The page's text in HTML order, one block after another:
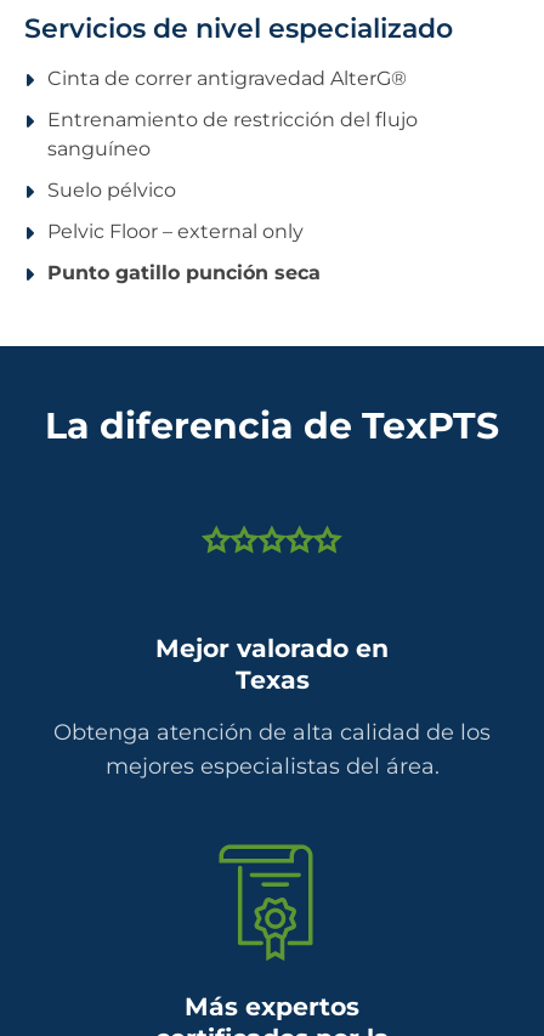
Servicios de nivel especializado
Cinta de correr antigravedad AlterG®
Entrenamiento de restricción del flujo
sanguíneo
Suelo pélvico
Pelvic Floor – external only
Punto gatillo punción seca
La diferencia de TexPTS
Mejor valorado en
Texas
Obtenga atención de alta calidad de los
mejores especialistas del área.
Más expertos